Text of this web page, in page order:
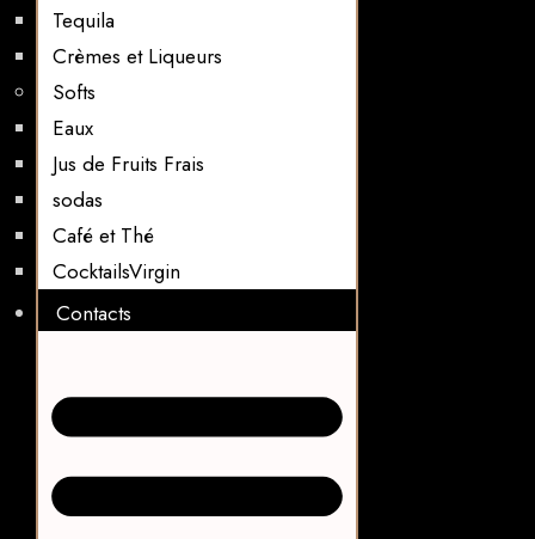
Tequila
Crèmes et Liqueurs
Softs
Eaux
Jus de Fruits Frais
sodas
Café et Thé
CocktailsVirgin​
Contacts